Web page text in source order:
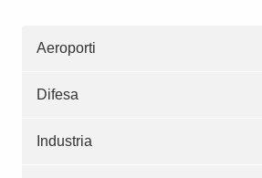
Aeroporti
Difesa
Industria